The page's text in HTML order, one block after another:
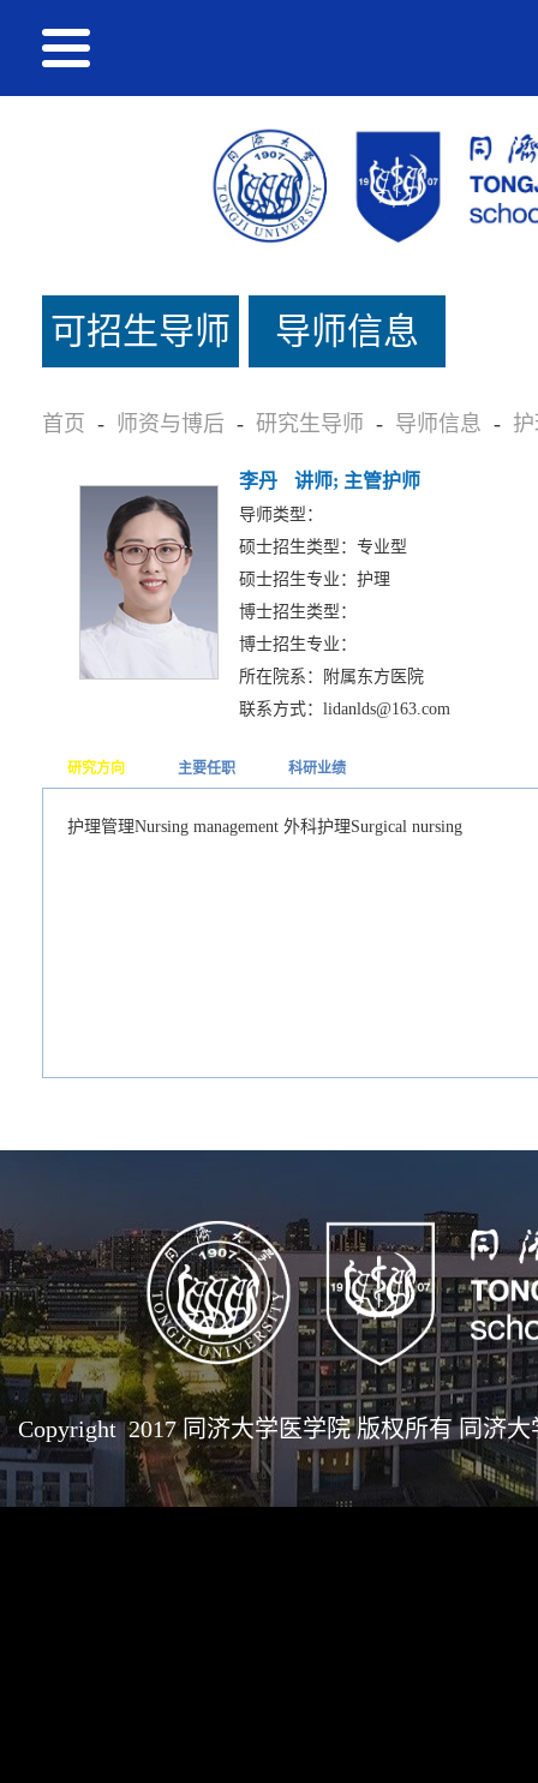
可招生导师
名单
导师信息
首页 - 师资与博后 - 研究生导师 - 导师信息 -
李丹 讲师; 主管护师
导师类型：
硕士招生类型：专业型
硕士招生专业：护理
博士招生类型：
博士招生专业：
所在院系：附属东方医院
联系方式：lidanlds@163.com
研究方向 主要任职 科研业绩
护理管理Nursing management 外科护理Surgical nursing
Copyright 2017 同济大学医学院 版权所有 同济